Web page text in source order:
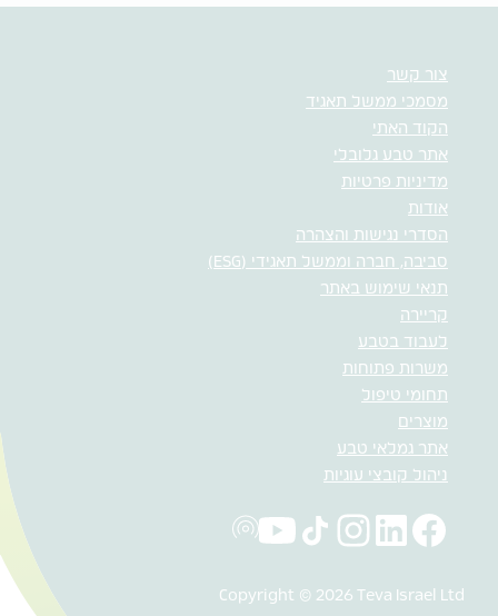
צור קשר
מסמכי ממשל תאגיד
הקוד האתי
אתר טבע גלובלי
מדיניות פרטיות
אודות
הסדרי נגישות והצהרה
סביבה, חברה וממשל תאגידי (ESG)
תנאי שימוש באתר
קריירה
לעבוד בטבע
משרות פתוחות
תחומי טיפול
מוצרים
אתר גמלאי טבע
ניהול קובצי עוגיות
Copyright © 2026 Teva Israel Ltd